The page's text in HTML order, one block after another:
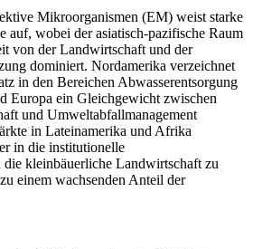
Mikroorganismen (EM) weist starke
auf, wobei der asiatisch-pazifische Raum
von der Landwirtschaft und der
dominiert. Nordamerika verzeichnet
in den Bereichen Abwasserentsorgung
Europa ein Gleichgewicht zwischen
und Umweltabfallmanagement
in Lateinamerika und Afrika
in die institutionelle
die kleinbäuerliche Landwirtschaft zu
einem wachsenden Anteil der